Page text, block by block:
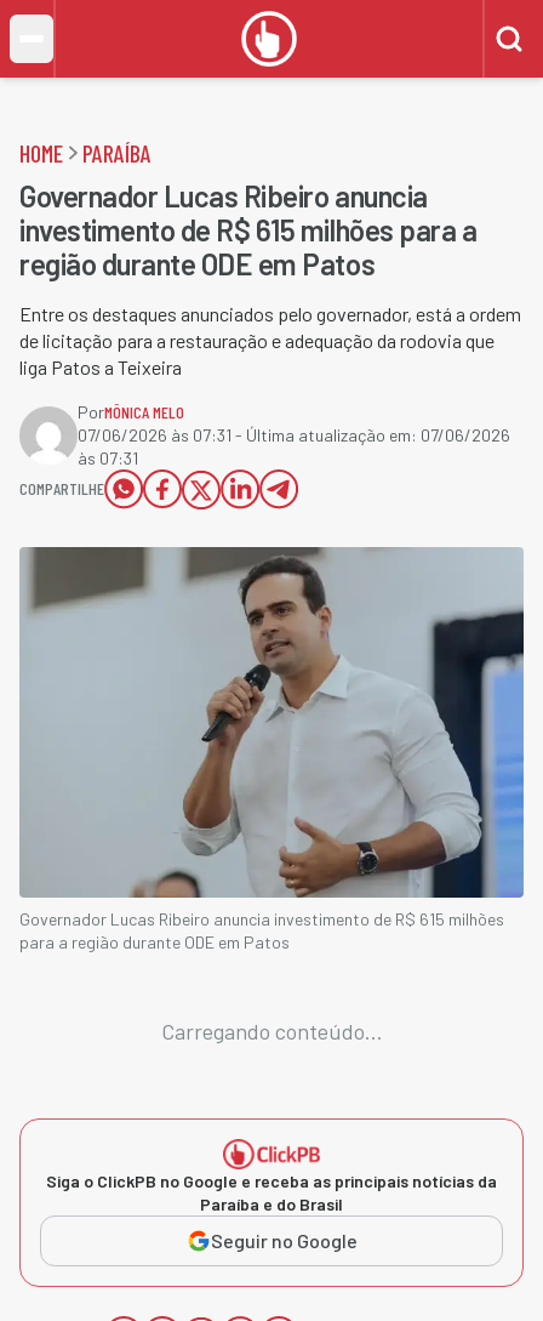
HOME PARAÍBA
Governador Lucas Ribeiro anuncia
investimento de R$ 615 milhões para a
região durante ODE em Patos
Entre os destaques anunciados pelo governador, está a ordem
de licitação para a restauração e adequação da rodovia que
liga Patos a Teixeira
PorMÔNICA MELO
07/06/2026 às 07:31 - Última atualização em: 07/06/2026
às 07:31
COMPARTILHE
Governador Lucas Ribeiro anuncia investimento de R$ 615 milhões
para a região durante ODE em Patos
Carregando conteúdo...
Siga o ClickPB no Google e receba as principais notícias da
Paraíba e do Brasil
Seguir no Google